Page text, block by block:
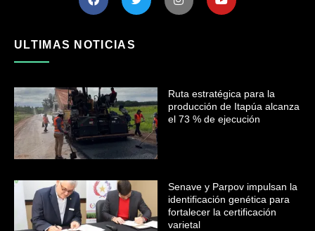
ULTIMAS NOTICIAS
Ruta estratégica para la
producción de Itapúa alcanza
el 73 % de ejecución
Senave y Parpov impulsan la
identificación genética para
fortalecer la certificación
varietal